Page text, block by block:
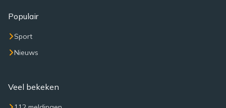
Populair
Sport
Nieuws
Veel bekeken